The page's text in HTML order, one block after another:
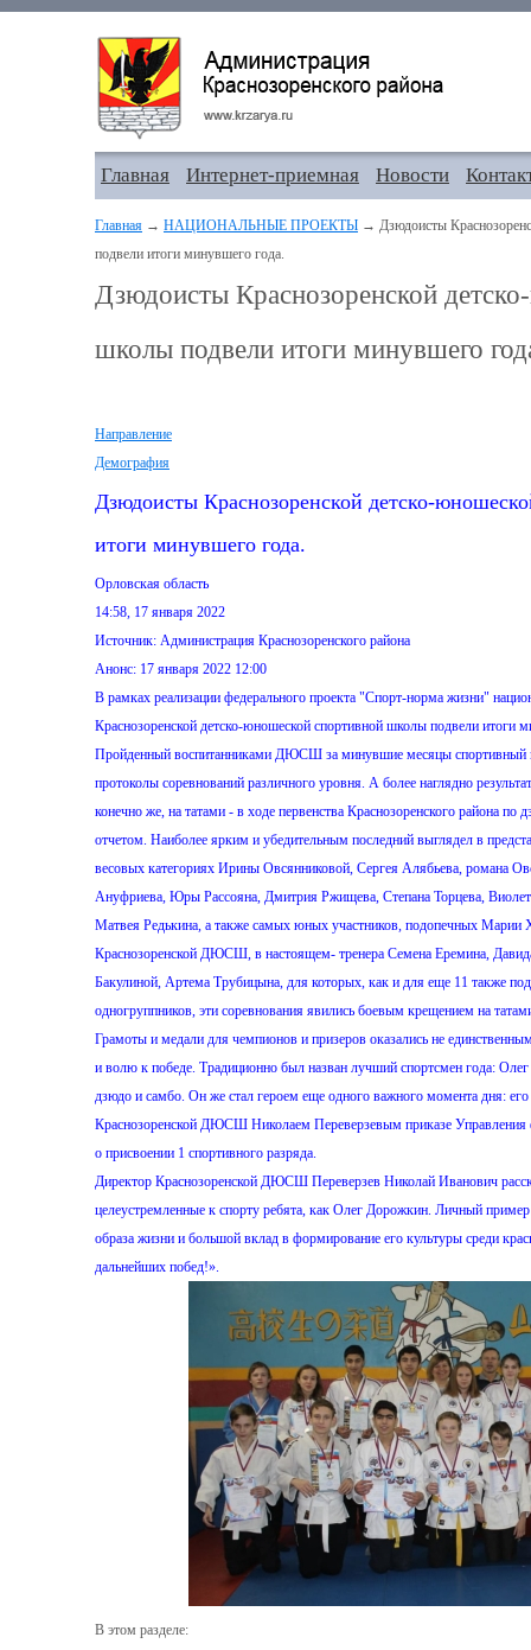
Главная Интернет-приемная Новости
Главная → НАЦИОНАЛЬНЫЕ ПРОЕКТЫ → Дзюдоисты
подвели итоги минувшего года.
Дзюдоисты Краснозоренской
школы подвели итоги минувшего
Направление
Демография
Дзюдоисты Краснозоренской детско-
итоги минувшего года.
Орловская область
14:58, 17 января 2022
Источник: Администрация Краснозоренского района
Анонс: 17 января 2022 12:00
В рамках реализации федерального проекта "Спорт-норма жизни"
Краснозоренской детско-юношеской спортивной школы подвели итоги
Пройденный воспитанниками ДЮСШ за минувшие месяцы спортивный
протоколы соревнований различного уровня. А более наглядно
конечно же, на татами - в ходе первенства Краснозоренского района по
отчетом. Наиболее ярким и убедительным последний выглядел в
весовых категориях Ирины Овсянниковой, Сергея Алябьева, романа
Ануфриева, Юры Рассояна, Дмитрия Ржищева, Степана Торцева,
Матвея Редькина, а также самых юных участников, подопечных
Краснозоренской ДЮСШ, в настоящем- тренера Семена Еремина,
Бакулиной, Артема Трубицына, для которых, как и для еще 11 также
одногруппников, эти соревнования явились боевым крещением на
Грамоты и медали для чемпионов и призеров оказались не
и волю к победе. Традиционно был назван лучший спортсмен года:
дзюдо и самбо. Он же стал героем еще одного важного момента дня:
Краснозоренской ДЮСШ Николаем Переверзевым приказе Управления
о присвоении 1 спортивного разряда.
Директор Краснозоренской ДЮСШ Переверзев Николай Иванович
целеустремленные к спорту ребята, как Олег Дорожкин. Личный пример
образа жизни и большой вклад в формирование его культуры среди
дальнейших побед!».
В этом разделе: